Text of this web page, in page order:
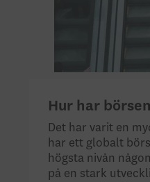
Hur har
Det har varit en
har ett globalt
högsta nivån
på en stark